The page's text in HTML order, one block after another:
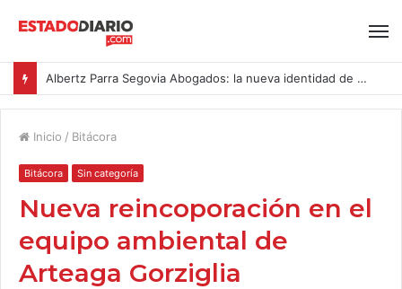
Albertz Parra Segovia Abogados: la nueva identidad de Segovia Consulting
Inicio / Bitácora
Bitácora Sin categoría
Nueva reincoporación en el
equipo ambiental de
Arteaga Gorziglia